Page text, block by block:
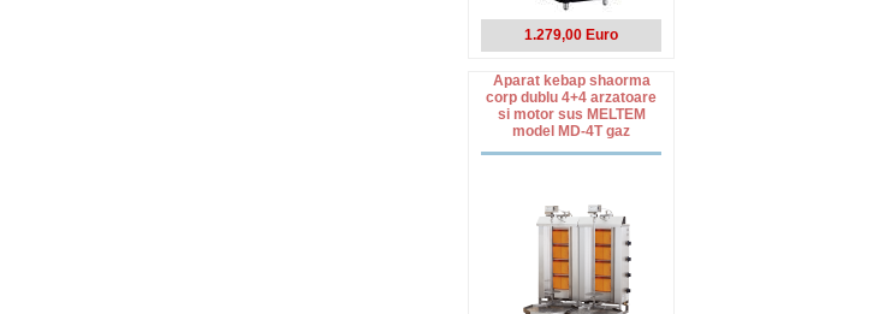
1.279,00 Euro
Aparat kebap shaorma
corp dublu 4+4 arzatoare
si motor sus MELTEM
model MD-4T gaz